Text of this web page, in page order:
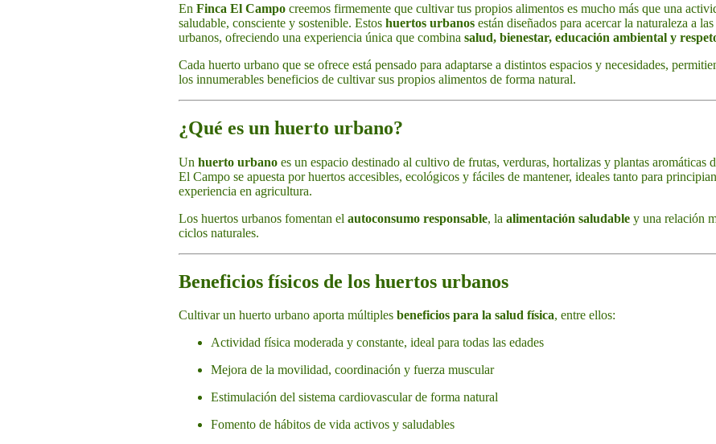
En Finca El Campo creemos firmemente que cultivar tus propios alimentos es mucho más que una
saludable, consciente y sostenible. Estos huertos urbanos están diseñados para acercar la naturaleza a
urbanos, ofreciendo una experiencia única que combina salud, bienestar, educación ambiental y
Cada huerto urbano que se ofrece está pensado para adaptarse a distintos espacios y necesidades,
los innumerables beneficios de cultivar sus propios alimentos de forma natural.
¿Qué es un huerto urbano?
Un huerto urbano es un espacio destinado al cultivo de frutas, verduras, hortalizas y plantas aromáticas
El Campo se apuesta por huertos accesibles, ecológicos y fáciles de mantener, ideales tanto para
experiencia en agricultura.
Los huertos urbanos fomentan el autoconsumo responsable, la alimentación saludable y una relación
ciclos naturales.
Beneficios físicos de los huertos urbanos
Cultivar un huerto urbano aporta múltiples beneficios para la salud física, entre ellos:
Actividad física moderada y constante, ideal para todas las edades
Mejora de la movilidad, coordinación y fuerza muscular
Estimulación del sistema cardiovascular de forma natural
Fomento de hábitos de vida activos y saludables